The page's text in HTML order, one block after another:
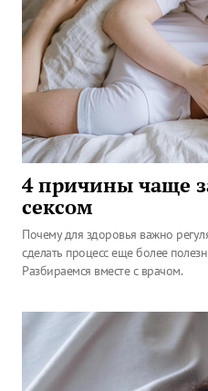
4 причины чаще
сексом
Почему для здоровья важно
сделать процесс еще более
Разбираемся вместе с врачом.